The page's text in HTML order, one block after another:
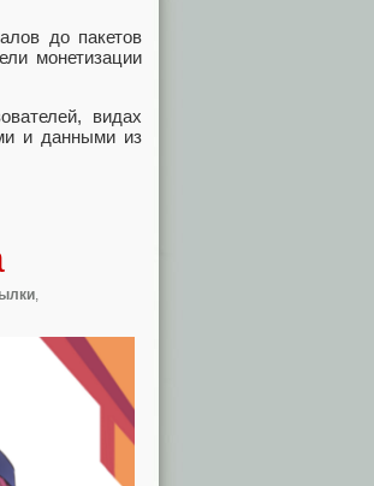
до пакетов
монетизации
видах
и данными из
,